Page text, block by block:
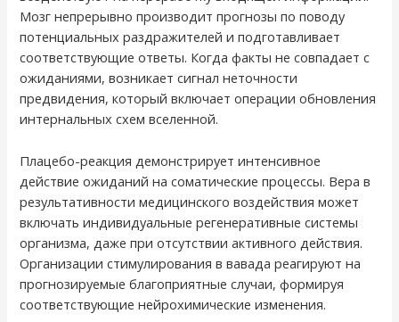
Мозг непрерывно производит прогнозы по поводу
потенциальных раздражителей и подготавливает
соответствующие ответы. Когда факты не совпадает с
ожиданиями, возникает сигнал неточности
предвидения, который включает операции обновления
интернальных схем вселенной.
Плацебо-реакция демонстрирует интенсивное
действие ожиданий на соматические процессы. Вера в
результативности медицинского воздействия может
включать индивидуальные регенеративные системы
организма, даже при отсутствии активного действия.
Организации стимулирования в вавада реагируют на
прогнозируемые благоприятные случаи, формируя
соответствующие нейрохимические изменения.